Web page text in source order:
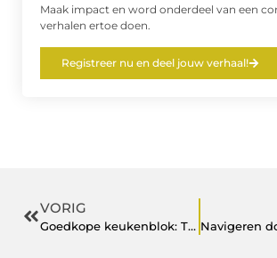
Maak impact en word onderdeel van een
verhalen ertoe doen.
Registreer nu en deel jouw verhaal!
VORIG
Goedkope keukenblok: Tweedehands Kwaliteit voor een scherpe prijs